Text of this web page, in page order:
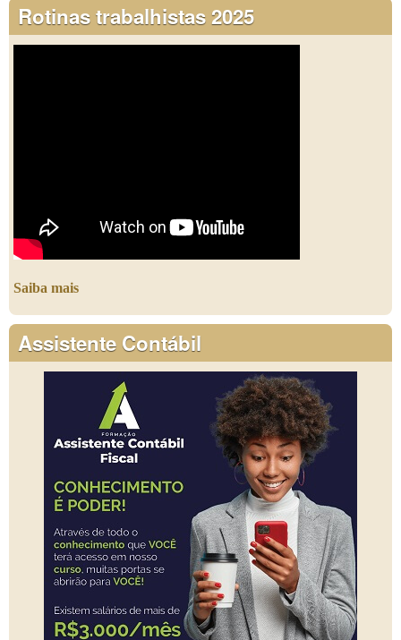
Rotinas trabalhistas 2025
Saiba mais
Assistente Contábil